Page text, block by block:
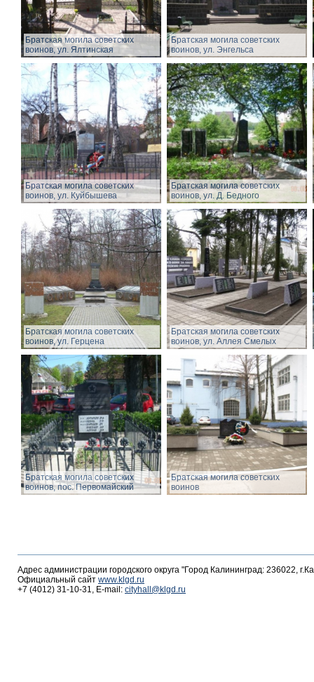
Братская могила советских
воинов, ул. Ялтинская
Братская могила советских
воинов, ул. Энгельса
Братская могила советских
воинов, ул. Куйбышева
Братская могила советских
воинов, ул. Д. Бедного
Братская могила советских
воинов, ул. Герцена
Братская могила советских
воинов, ул. Аллея Смелых
Братская могила советских
воинов, пос. Первомайский
Братская могила советских
воинов
Адрес администрации городского округа "Город Калининград: 236022,
Официальный сайт www.klgd.ru
+7 (4012) 31-10-31, E-mail: cityhall@klgd.ru